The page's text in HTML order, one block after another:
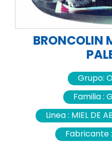
BRONCOLIN
Grupo:
Familia :
Linea : MIEL DE
Fabricante :